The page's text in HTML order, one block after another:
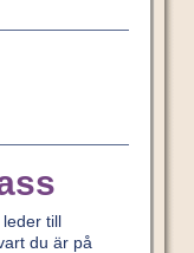
till
du är på